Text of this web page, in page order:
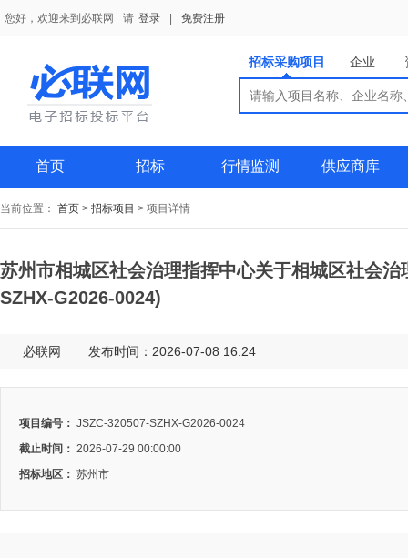
您好，欢迎来到必联网 请 登录 免费注册
招标采购项目 企业
首页 招标 行情监测 供应商库
当前位置： 首页 > 招标项目 > 项目详情
苏州市相城区社会治理指挥中心关于相城区社会
SZHX-G2026-0024)
必联网 发布时间：2026-07-08 16:24
项目编号： JSZC-320507-SZHX-G2026-0024
截止时间： 2026-07-29 00:00:00
招标地区： 苏州市